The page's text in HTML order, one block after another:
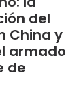
del
China y
armado
de